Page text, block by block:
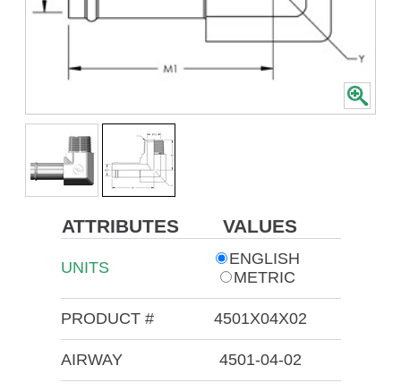
ATTRIBUTES VALUES
UNITS
ENGLISH
METRIC
PRODUCT # 4501X04X02
AIRWAY 4501-04-02